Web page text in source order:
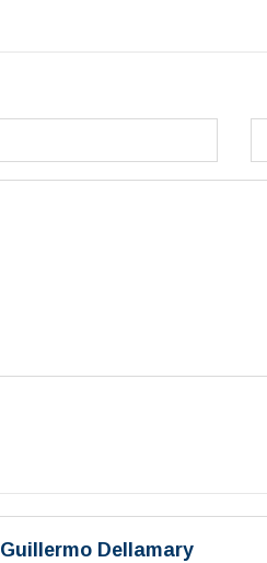
Guillermo Dellamary